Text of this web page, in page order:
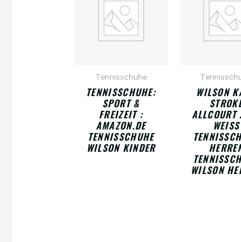
Tennisschuhe
TENNISSCHUHE:
SPORT &
FREIZEIT :
AMAZON.DE
TENNISSCHUHE
WILSON KINDER
WILSON
WEISS
WILSON